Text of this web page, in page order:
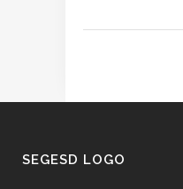
SEGESD LOGO